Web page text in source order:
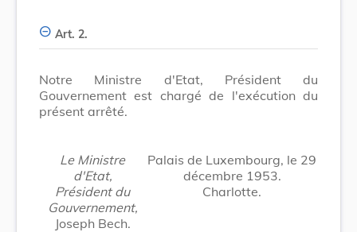
Art. 2.
Notre Ministre d'Etat, Président du
Gouvernement est chargé de l'exécution du
présent arrêté.
Le Ministre
d'Etat,
Président du
Gouvernement,
Joseph Bech.
Palais de Luxembourg, le 29
décembre 1953.
Charlotte.